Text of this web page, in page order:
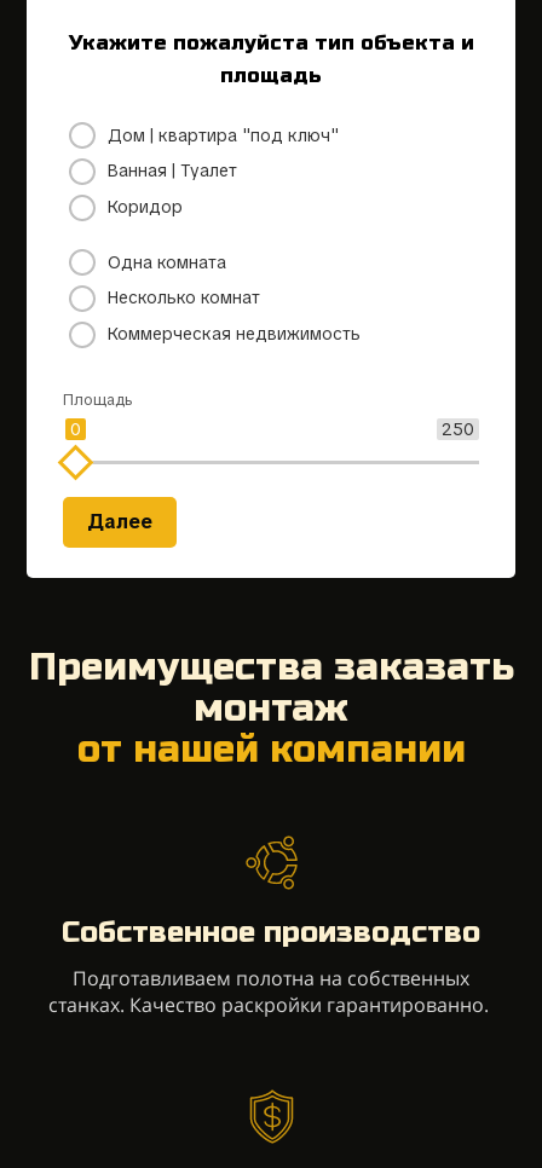
Укажите пожалуйста тип объекта и
площадь
Дом | квартира "под ключ"
Ванная | Туалет
Коридор
Одна комната
Несколько комнат
Коммерческая недвижимость
Площадь
250
0
Далее
Преимущества заказать
монтаж
от нашей компании
Собственное производство
Подготавливаем полотна на собственных
станках. Качество раскройки гарантированно.